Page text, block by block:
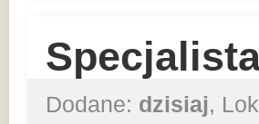
Dodane: dzisiaj,